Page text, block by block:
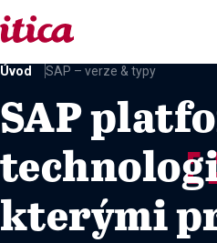
Úvod SAP – verze & typy
SAP
kterými